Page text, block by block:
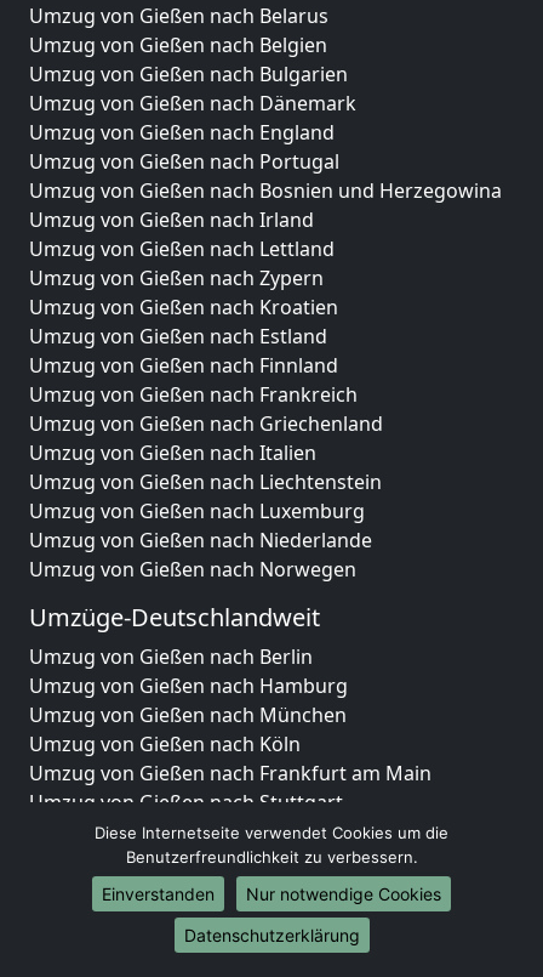
Umzug von Gießen nach Belarus
Umzug von Gießen nach Belgien
Umzug von Gießen nach Bulgarien
Umzug von Gießen nach Dänemark
Umzug von Gießen nach England
Umzug von Gießen nach Portugal
Umzug von Gießen nach Bosnien und Herzegowina
Umzug von Gießen nach Irland
Umzug von Gießen nach Lettland
Umzug von Gießen nach Zypern
Umzug von Gießen nach Kroatien
Umzug von Gießen nach Estland
Umzug von Gießen nach Finnland
Umzug von Gießen nach Frankreich
Umzug von Gießen nach Griechenland
Umzug von Gießen nach Italien
Umzug von Gießen nach Liechtenstein
Umzug von Gießen nach Luxemburg
Umzug von Gießen nach Niederlande
Umzug von Gießen nach Norwegen
Umzüge-Deutschlandweit
Umzug von Gießen nach Berlin
Umzug von Gießen nach Hamburg
Umzug von Gießen nach München
Umzug von Gießen nach Köln
Umzug von Gießen nach Frankfurt am Main
Umzug von Gießen nach Stuttgart
Umzug von Gießen nach Düsseldorf
Umzug von Gießen nach Leipzig
Umzug von Gießen nach Dortmund
Umzug von Gießen nach Essen
Umzug von Gießen nach Bremen
Diese Internetseite verwendet Cookies um die
Benutzerfreundlichkeit zu verbessern.
Einverstanden
Nur notwendige Cookies
Datenschutzerklärung